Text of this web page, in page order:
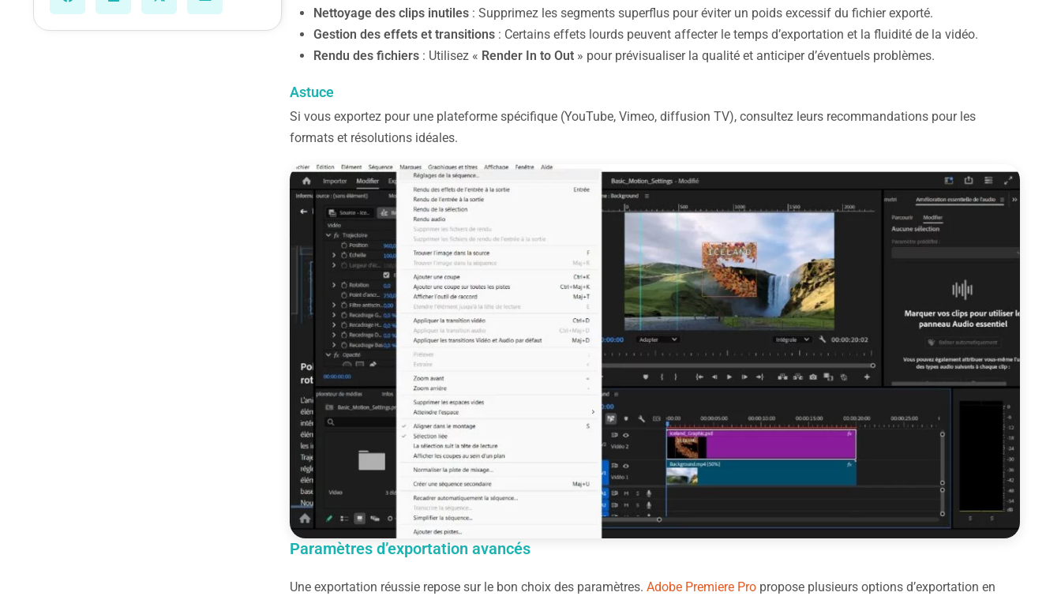
Nettoyage des clips inutiles : Supprimez les segments superflus pour éviter un poids excessif du fichier exporté.
Gestion des effets et transitions : Certains effets lourds peuvent affecter le temps d’exportation et la fluidité de la vidéo.
Rendu des fichiers : Utilisez « Render In to Out » pour prévisualiser la qualité et anticiper d’éventuels problèmes.
Astuce
Si vous exportez pour une plateforme spécifique (YouTube, Vimeo, diffusion TV), consultez leurs recommandations pour les
formats et résolutions idéales.
Paramètres d’exportation avancés
Une exportation réussie repose sur le bon choix des paramètres. Adobe Premiere Pro propose plusieurs options d’exportation en